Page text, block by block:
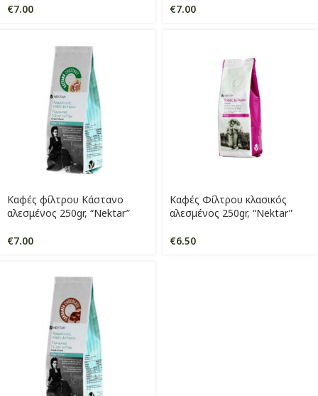
€7.00 €7.00
Καφές φίλτρου Κάστανο
αλεσμένος 250gr, “Nektar”
€7.00
Καφές Φίλτρου κλασικός
αλεσμένος 250gr, “Nektar”
€6.50